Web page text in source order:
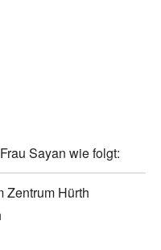
Sayan wie folgt:
Zentrum Hürth